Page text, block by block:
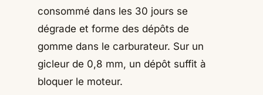
consommé dans les 30 jours se
dégrade et forme des dépôts de
gomme dans le carburateur. Sur un
gicleur de 0,8 mm, un dépôt suffit à
bloquer le moteur.